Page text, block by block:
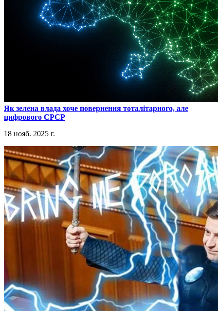
​Як зелена влада хоче повернення тоталітарного, але
цифрового СРСР
18 нояб. 2025 г.